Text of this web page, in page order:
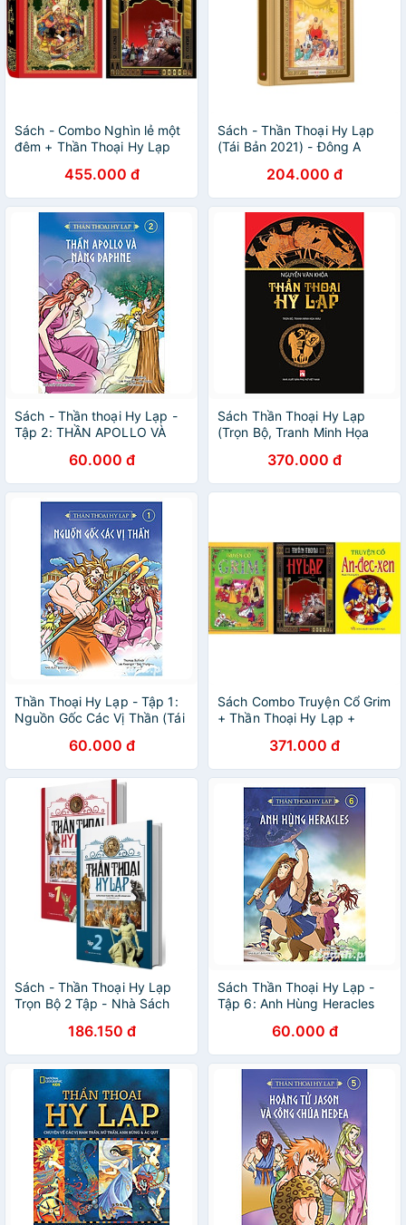
Sách - Combo Nghìn lẻ một
đêm + Thần Thoại Hy Lạp
455.000 đ
Sách - Thần Thoại Hy Lạp
(Tái Bản 2021) - Đông A
204.000 đ
Sách - Thần thoại Hy Lạp -
Tập 2: THẦN APOLLO VÀ
60.000 đ
Sách Thần Thoại Hy Lạp
(Trọn Bộ, Tranh Minh Họa
370.000 đ
Thần Thoại Hy Lạp - Tập 1:
Nguồn Gốc Các Vị Thần (Tái
60.000 đ
Sách Combo Truyện Cổ Grim
+ Thần Thoại Hy Lạp +
371.000 đ
Sách - Thần Thoại Hy Lạp
Trọn Bộ 2 Tập - Nhà Sách
186.150 đ
Sách Thần Thoại Hy Lạp -
Tập 6: Anh Hùng Heracles
60.000 đ